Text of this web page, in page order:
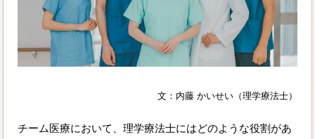
文：内藤 かいせい（理学療法士）
チーム医療において、理学療法士にはどのような役割があ